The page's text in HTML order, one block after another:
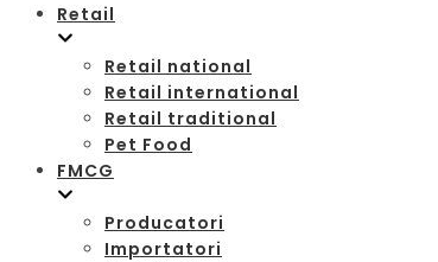
Retail
Retail national
Retail international
Retail traditional
Pet Food
FMCG
Producatori
Importatori